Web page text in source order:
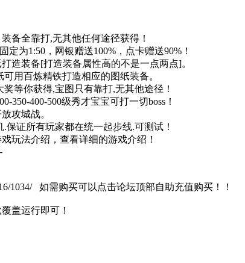
备全靠打,无其他任何途径获得！
定为1:50，网银赠送100%，点卡赠送90%！
造装备[打造装备属性高的不是一点两点]。
用百炼精铁打造相应的图纸装备。
等你获得,宝图只有靠打,无其他途径！
350-400-500级秀才宝宝可打一切boss！
攻城战。
保证所有玩家都在统一起步线.可测试！
玩法介绍，查看详细的游戏介绍！
1034/ 如需购买可以点击论坛顶部自助充值购买！！
盖运行即可！